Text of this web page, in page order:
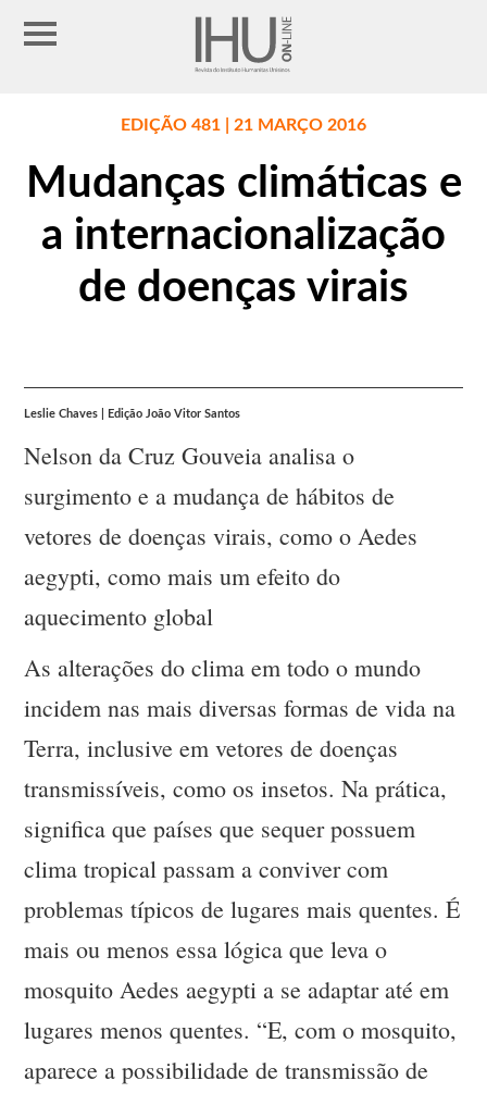
EDIÇÃO 481 | 21 MARÇO 2016
Mudanças climáticas e
a internacionalização
de doenças virais
Leslie Chaves | Edição João Vitor Santos
Nelson da Cruz Gouveia analisa o
surgimento e a mudança de hábitos de
vetores de doenças virais, como o Aedes
aegypti, como mais um efeito do
aquecimento global
As alterações do clima em todo o mundo
incidem nas mais diversas formas de vida na
Terra, inclusive em vetores de doenças
transmissíveis, como os insetos. Na prática,
significa que países que sequer possuem
clima tropical passam a conviver com
problemas típicos de lugares mais quentes. É
mais ou menos essa lógica que leva o
mosquito Aedes aegypti a se adaptar até em
lugares menos quentes. “E, com o mosquito,
aparece a possibilidade de transmissão de